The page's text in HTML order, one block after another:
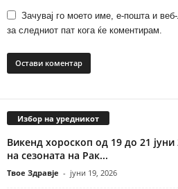
Зачувај го моето име, е-пошта и
за следниот пат кога ќе коментирам.
Избор на уредникот
Викенд хороскоп од 19 до 21
на сезоната на Рак...
Твое Здравје - јуни 19, 2026